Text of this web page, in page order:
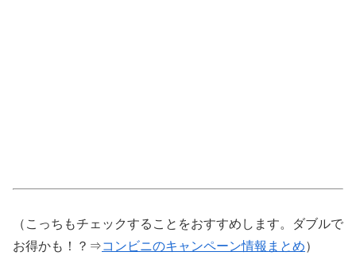
（こっちもチェックすることをおすすめします。ダブルで
お得かも！？⇒コンビニのキャンペーン情報まとめ）